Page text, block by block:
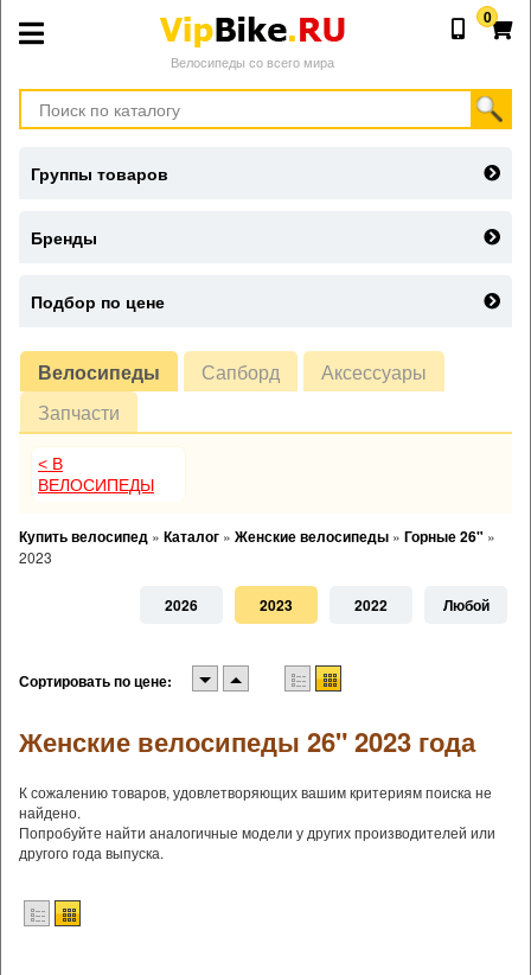
Велосипеды со всего мира
0
Велосипеды Сапборд
Аксессуары
Запчасти
< В
ВЕЛОСИПЕДЫ
Купить велосипед » Каталог » Женские велосипеды » Горные 26" »
2023
2026 2023 2022 Любой
Сортировать по цене:
Женские велосипеды 26" 2023 года
К сожалению товаров, удовлетворяющих вашим критериям поиска не
найдено.
Попробуйте найти аналогичные модели у других производителей или
другого года выпуска.
Группы товаров
Бренды
Подбор по цене